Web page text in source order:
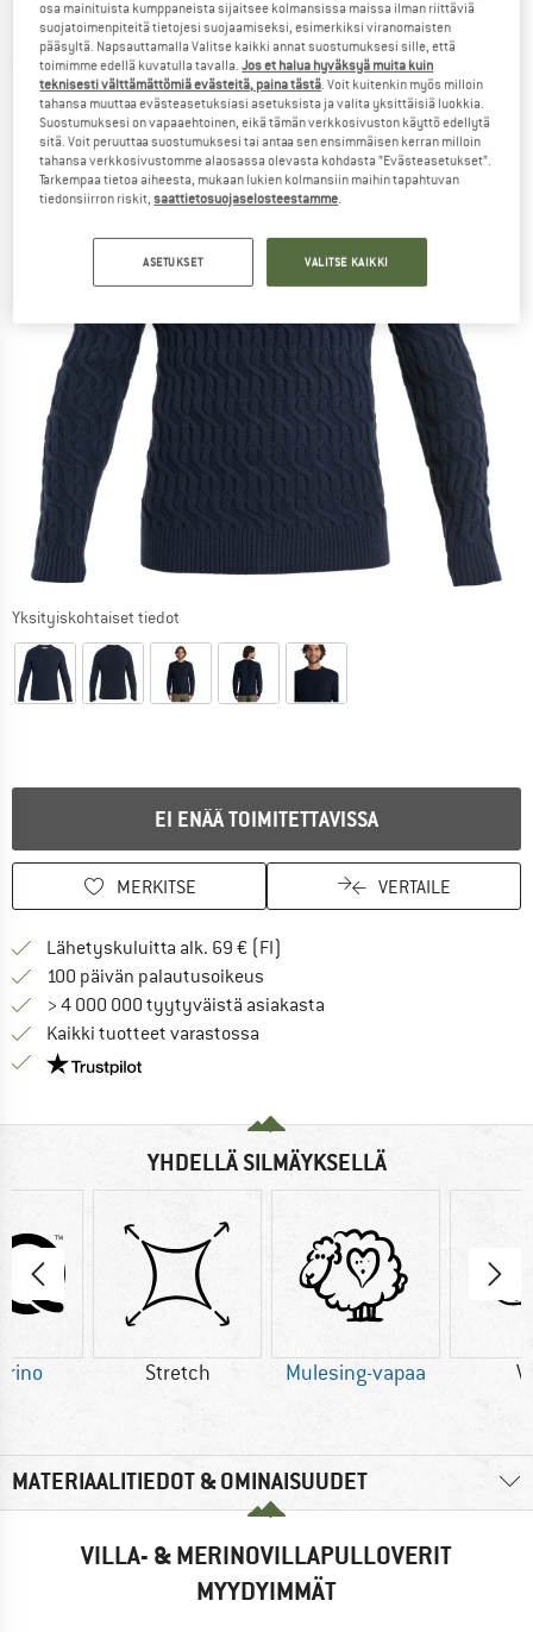
Merinovillapulloverit
(0)
Yksityiskohtaiset tiedot
EI ENÄÄ TOIMITETTAVISSA
MERKITSE VERTAILE
Lähetyskuluitta alk. 69 € (FI)
100 päivän palautusoikeus
> 4 000 000 tyytyväistä asiakasta
Kaikki tuotteet varastossa
Meillä on Trustpilot -sertifiointi - lue lisää tästä!
YHDELLÄ SILMÄYKSELLÄ
Stretch Mulesing-vapaa
MATERIAALITIEDOT & OMINAISUUDET
VILLA- & MERINOVILLAPULLOVERIT
MYYDYIMMÄT
osa mainituista kumppaneista sijaitsee kolmansissa maissa ilman riittäviä
suojatoimenpiteitä tietojesi suojaamiseksi, esimerkiksi viranomaisten
pääsyltä. Napsauttamalla Valitse kaikki annat suostumuksesi sille, että
toimimme edellä kuvatulla tavalla.Jos et halua hyväksyä muita kuin
teknisesti välttämättömiä evästeitä, paina tästä . Voit kuitenkin myös milloin
tahansa muuttaa evästeasetuksiasi asetuksista ja valita yksittäisiä luokkia.
Suostumuksesi on vapaaehtoinen, eikä tämän verkkosivuston käyttö edellytä
sitä. Voit peruuttaa suostumuksesi tai antaa sen ensimmäisen kerran milloin
tahansa verkkosivustomme alaosassa olevasta kohdasta ”Evästeasetukset”.
Tarkempaa tietoa aiheesta, mukaan lukien kolmansiin maihin tapahtuvan
tiedonsiirron riskit,saattietosuojaselosteestamme
ASETUKSET VALITSE KAIKKI